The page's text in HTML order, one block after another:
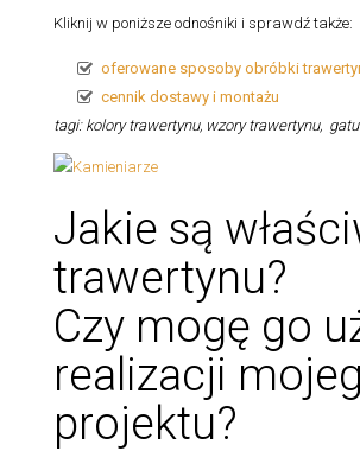
Kliknij w poniższe odnośniki i sprawdź także:
oferowane sposoby obróbki
cennik dostawy i montażu
tagi: kolory trawertynu, wzory trawertynu,
Jakie są
trawertynu?
Czy mogę go
realizacji
projektu?